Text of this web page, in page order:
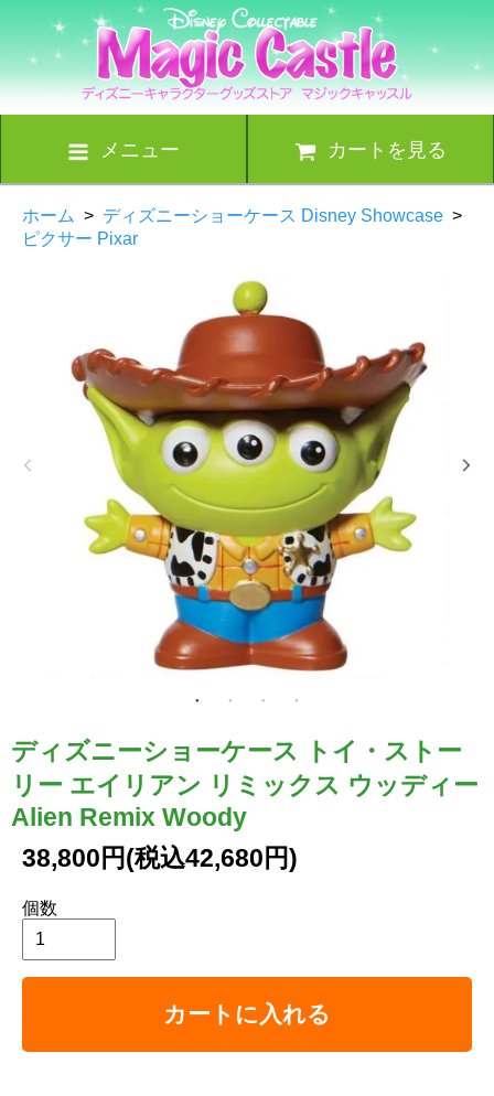
メニュー カートを見る
ホーム > ディズニーショーケース Disney Showcase >
ピクサー Pixar
ディズニーショーケース トイ・ストー
リー エイリアン リミックス ウッディー
Alien Remix Woody
38,800円(税込42,680円)
個数
カートに入れる